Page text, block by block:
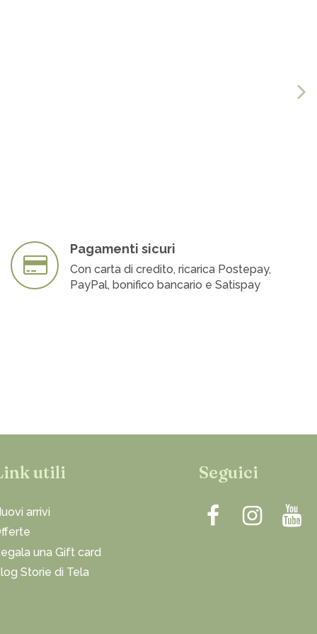
Pagamenti sicuri
Con carta di credito, ricarica Postepay,
PayPal, bonifico bancario e Satispay
utili
arrivi
una Gift card
Storie di Tela
Seguici